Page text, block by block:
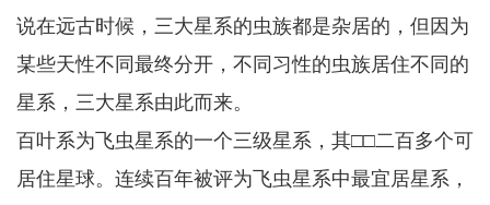
说在远古时候，三大星系的虫族都是杂居的，但因为
某些天性不同最终分开，不同习性的虫族居住不同的
星系，三大星系由此而来。
百叶系为飞虫星系的一个三级星系，其□□二百多个可
居住星球。连续百年被评为飞虫星系中最宜居星系，